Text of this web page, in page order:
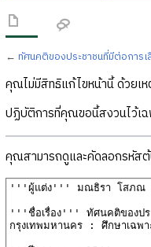
← ทัศนคติของประชาชนที่มีต่อการ
คุณไม่มีสิทธิแก้ไขหน้านี้ ด้วยเ
ปฏิบัติการที่คุณขอนี้สงวนไว้เฉ
คุณสามารถดูและคัดลอกรหัส